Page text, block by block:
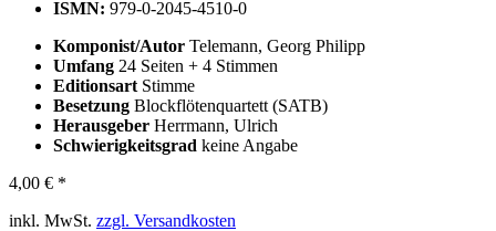
ISMN: 979-0-2045-4510-0
Komponist/Autor Telemann, Georg Philipp
Umfang 24 Seiten + 4 Stimmen
Editionsart Stimme
Besetzung Blockflötenquartett (SATB)
Herausgeber Herrmann, Ulrich
Schwierigkeitsgrad keine Angabe
4,00 € *
inkl. MwSt. zzgl. Versandkosten